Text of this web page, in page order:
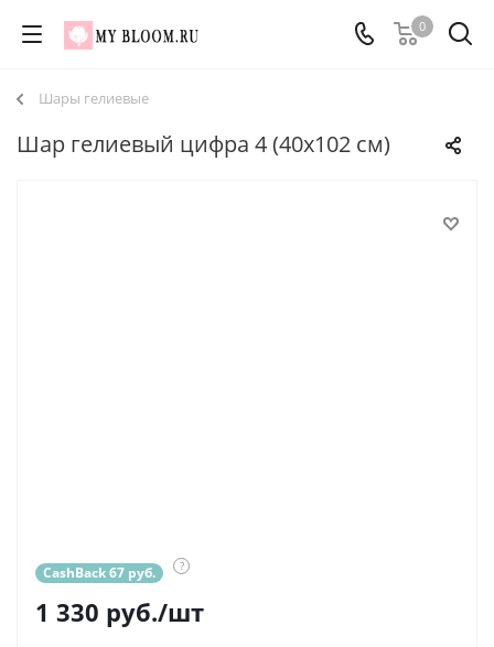
0
Шары гелиевые
Шар гелиевый цифра 4 (40х102 см)
CashBack 67 руб. ?
1 330 руб./шт